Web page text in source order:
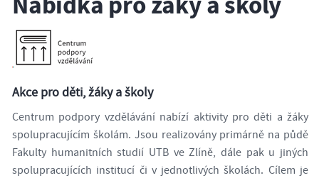
Akce pro děti, žáky a školy
Centrum podpory vzdělávání nabízí aktivity pro děti a žáky
spolupracujícím školám. Jsou realizovány primárně na půdě
Fakulty humanitních studií UTB ve Zlíně, dále pak u jiných
spolupracujících institucí či v jednotlivých školách. Cílem je